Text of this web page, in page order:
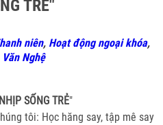
TRẺ"
niên, Hoạt động ngoại khóa,
Nghệ
SỐNG TRẺ"
tôi: Học hăng say, tập mê say